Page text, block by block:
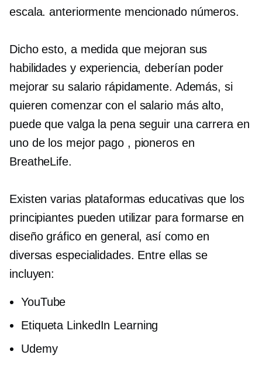
escala.anteriormente mencionadonúmeros.
Dicho esto, a medida que mejoran sus
habilidades y experiencia, deberían poder
mejorar su salario rápidamente. Además, si
quieren comenzar con el salario más alto,
puede que valga la pena seguir una carrera en
uno de los mejor pago, pioneros en
BreatheLife.
Existen varias plataformas educativas que los
principiantes pueden utilizar para formarse en
diseño gráfico en general, así como en
diversas especialidades. Entre ellas se
incluyen:
YouTube
Etiqueta LinkedIn Learning
Udemy